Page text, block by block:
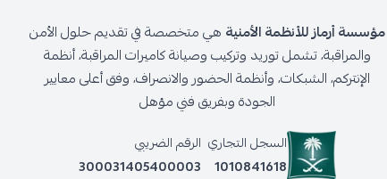
مؤسسة أرماز للأنظمة الأمنية هي متخصصة في تقديم حلول الأمن
والمراقبة، تشمل توريد وتركيب وصيانة كاميرات المراقبة، أنظمة
الإنتركم، الشبكات، وأنظمة الحضور والانصراف، وفق أعلى معايير
الجودة وبفريق فني مؤهل
السجل التجاري
1010841618
الرقم الضريبي
300031405400003